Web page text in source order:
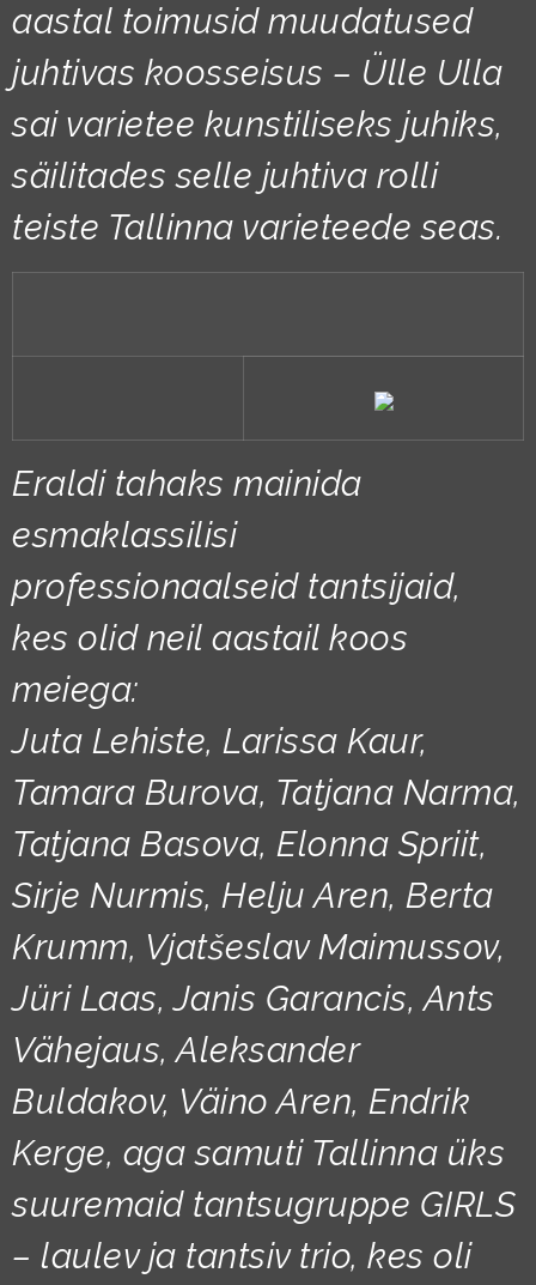
aastal toimusid muudatused
juhtivas koosseisus – Ülle Ulla
sai varietee kunstiliseks juhiks,
säilitades selle juhtiva rolli
teiste Tallinna varieteede seas.
Eraldi tahaks mainida
esmaklassilisi
professionaalseid tantsijaid,
kes olid neil aastail koos
meiega:
Juta Lehiste, Larissa Kaur,
Tamara Burova, Tatjana Narma,
Tatjana Basova, Elonna Spriit,
Sirje Nurmis, Helju Aren, Berta
Krumm, Vjatšeslav Maimussov,
Jüri Laas, Janis Garancis, Ants
Vähejaus, Aleksander
Buldakov, Väino Aren, Endrik
Kerge, aga samuti Tallinna üks
suuremaid tantsugruppe GIRLS
– laulev ja tantsiv trio, kes oli